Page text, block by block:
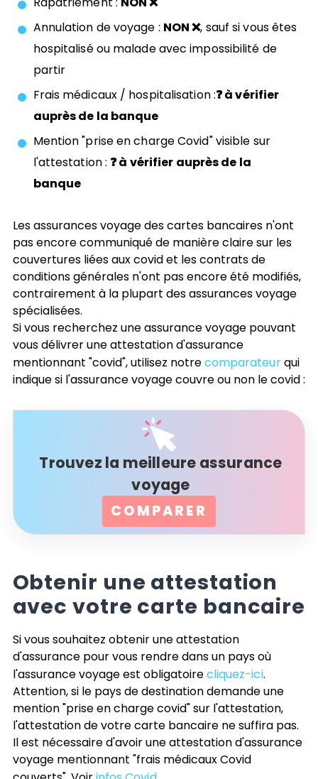
Annulation de voyage : NON ❌, sauf si vous êtes
hospitalisé ou malade avec impossibilité de
partir
Frais médicaux / hospitalisation :❓ à vérifier
auprès de la banque
Mention "prise en charge Covid" visible sur
l'attestation : ❓ à vérifier auprès de la
banque
Les assurances voyage des cartes bancaires n'ont
pas encore communiqué de manière claire sur les
couvertures liées aux covid et les contrats de
conditions générales n'ont pas encore été modifiés,
contrairement à la plupart des assurances voyage
spécialisées.
Si vous recherchez une assurance voyage pouvant
vous délivrer une attestation d'assurance
mentionnant "covid", utilisez notrecomparateurqui
indique si l'assurance voyage couvre ou non le covid :
Trouvez la meilleure assurance
voyage
COMPARER
Obtenir une attestation
avec votre carte bancaire
Si vous souhaitez obtenir une attestation
d'assurance pour vous rendre dans un pays où
l'assurance voyage est obligatoirecliquez-ici.
Attention, si le pays de destination demande une
mention "prise en charge covid" sur l'attestation,
l'attestation de votre carte bancaire ne suffira pas.
Il est nécessaire d'avoir une attestation d'assurance
voyage mentionnant "frais médicaux Covid